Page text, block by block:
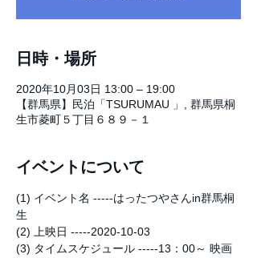
日時・場所
2020年10月03日 13:00 – 19:00
【群馬県】民泊「TSURUMAU 」, 群馬県桐
生市菱町５丁目６８９－１
イベントについて
(1) イベント名 -----はったつやさんin群馬桐
生
(2) 上映日 -----2020-10-03
(3) タイムスケジュール -----13：00～ 映画